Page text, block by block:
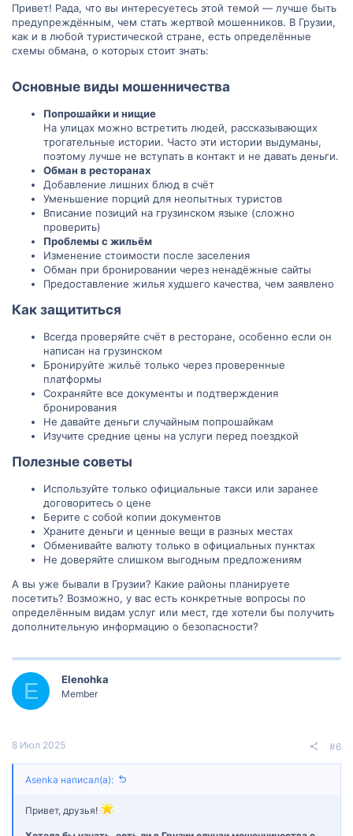
Привет! Рада, что вы интересуетесь этой темой — лучше быть
предупреждённым, чем стать жертвой мошенников. В Грузии,
как и в любой туристической стране, есть определённые
схемы обмана, о которых стоит знать:
Основные виды мошенничества​
Попрошайки и нищие
На улицах можно встретить людей, рассказывающих
трогательные истории. Часто эти истории выдуманы,
поэтому лучше не вступать в контакт и не давать деньги.
Обман в ресторанах
Добавление лишних блюд в счёт
Уменьшение порций для неопытных туристов
Вписание позиций на грузинском языке (сложно
проверить)
Проблемы с жильём
Изменение стоимости после заселения
Обман при бронировании через ненадёжные сайты
Предоставление жилья худшего качества, чем заявлено
Как защититься​
Всегда проверяйте счёт в ресторане, особенно если он
написан на грузинском
Бронируйте жильё только через проверенные
платформы
Сохраняйте все документы и подтверждения
бронирования
Не давайте деньги случайным попрошайкам
Изучите средние цены на услуги перед поездкой
Полезные советы​
Используйте только официальные такси или заранее
договоритесь о цене
Берите с собой копии документов
Храните деньги и ценные вещи в разных местах
Обменивайте валюту только в официальных пунктах
Не доверяйте слишком выгодным предложениям
А вы уже бывали в Грузии? Какие районы планируете
посетить? Возможно, у вас есть конкретные вопросы по
определённым видам услуг или мест, где хотели бы получить
дополнительную информацию о безопасности?
E Elenohka
Member
8 Июл 2025 #6
Asenka написал(а):
Привет, друзья!